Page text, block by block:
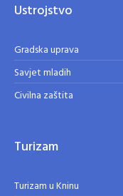
Ustrojstvo
Gradska uprava
Savjet mladih
Civilna zaštita
Turizam
Turizam u Kninu